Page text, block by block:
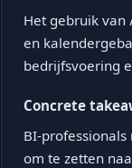
Het gebruik
en
bedrijfsvoering
Concrete
BI-
om te zetten